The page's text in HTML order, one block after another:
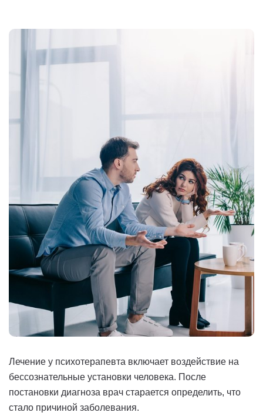
Лечение у психотерапевта включает воздействие на
бессознательные установки человека. После
постановки диагноза врач старается определить, что
стало причиной заболевания.